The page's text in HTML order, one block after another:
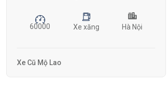
60000 Xe xăng Hà Nội
Xe Cũ Mộ Lao